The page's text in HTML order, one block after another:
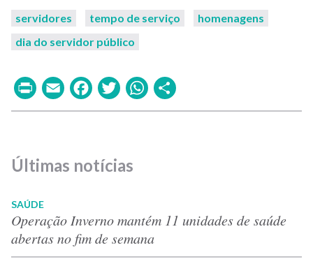
servidores tempo de serviço
homenagens
dia do servidor público
PrintEmailFacebook
TwitterWhatsApp
Últimas notícias
SAÚDE
Operação Inverno mantém 11 unidades de saúde
abertas no fim de semana